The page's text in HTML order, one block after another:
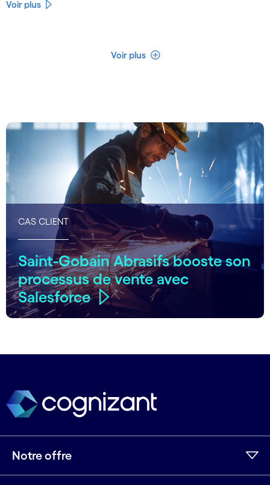
Voir plus
Voir plus Voir moins
CAS CLIENT
Saint-Gobain Abrasifs booste son
processus de vente avec
Salesforce
Notre offre